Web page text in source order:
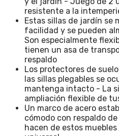
resistente a la
Estas sillas de jardín se
facilidad y se pueden
Son especialmente
tienen un asa de
respaldo
Los protectores de
las sillas plegables se
mantenga intacto - La
ampliación flexible de
Un marco de acero
cómodo con respaldo
hacen de estos